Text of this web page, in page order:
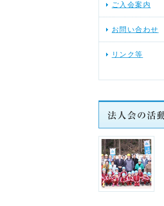
ご入会案内
お問い合わせ
リンク等